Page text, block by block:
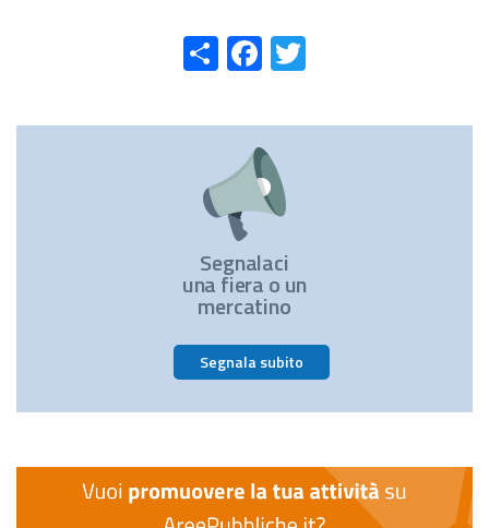
ShareFacebook
Segnalaci
una fiera o un
mercatino
Segnala subito